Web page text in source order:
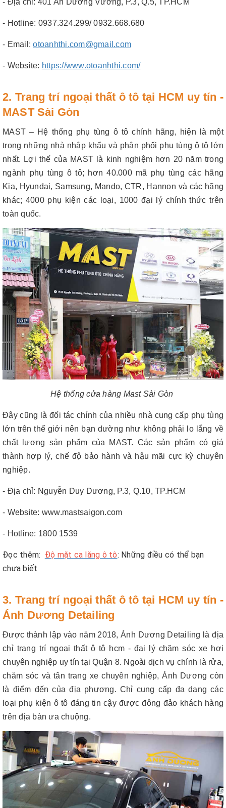
- Địa chỉ: 401 An Dương Vương, P.3, Q.5, TP.HCM
- Hotline: 0937.324.299/ 0932.668.680
- Email:otoanhthi.com@gmail.com
- Website: https://www.otoanhthi.com/
2. Trang trí ngoại thất ô tô tại HCM uy tín -
MAST Sài Gòn
MAST – Hệ thống phụ tùng ô tô chính hãng, hiện là một
trong những nhà nhập khẩu và phân phối phụ tùng ô tô lớn
nhất. Lợi thế của MAST là kinh nghiệm hơn 20 năm trong
ngành phụ tùng ô tô; hơn 40.000 mã phụ tùng các hãng
Kia, Hyundai, Samsung, Mando, CTR, Hannon và các hãng
khác; 4000 phụ kiện các loại, 1000 đại lý chính thức trên
toàn quốc.
Hệ thống cửa hàng Mast Sài Gòn
Đây cũng là đối tác chính của nhiều nhà cung cấp phụ tùng
lớn trên thế giới nên bạn dường như không phải lo lắng về
chất lượng sản phẩm của MAST. Các sản phẩm có giá
thành hợp lý, chế độ bảo hành và hậu mãi cực kỳ chuyên
nghiệp.
- Địa chỉ: Nguyễn Duy Dương, P.3, Q.10, TP.HCM
- Website: www.mastsaigon.com
- Hotline: 1800 1539
Đọc thêm: Độ mặt ca lăng ô tô: Những điều có thể bạn
chưa biết
3. Trang trí ngoại thất ô tô tại HCM uy tín -
Ánh Dương Detailing
Được thành lập vào năm 2018, Ánh Dương Detailing là địa
chỉ trang trí ngoại thất ô tô hcm - đại lý chăm sóc xe hơi
chuyên nghiệp uy tín tại Quận 8. Ngoài dịch vụ chính là rửa,
chăm sóc và tân trang xe chuyên nghiệp, Ánh Dương còn
là điểm đến của địa phương. Chỉ cung cấp đa dạng các
loại phụ kiện ô tô đáng tin cậy được đông đảo khách hàng
trên địa bàn ưa chuộng.